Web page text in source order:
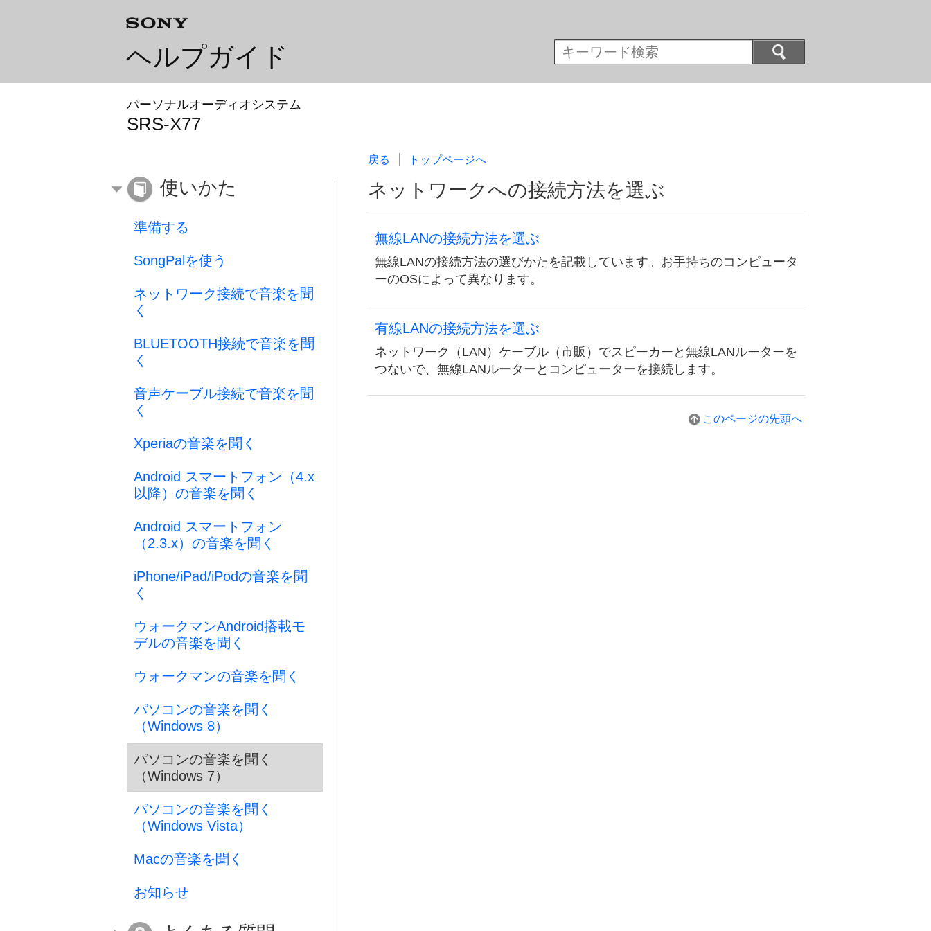
ヘルプガイド
パーソナルオーディオシステム
SRS-X77
戻る トップページへ
ネットワークへの接続方法を選ぶ
無線LANの接続方法を選ぶ
無線LANの接続方法の選びかたを記載しています。お手持ちのコンピュータ
ーのOSによって異なります。
有線LANの接続方法を選ぶ
ネットワーク（LAN）ケーブル（市販）でスピーカーと無線LANルーターを
つないで、無線LANルーターとコンピューターを接続します。
このページの先頭へ
使いかた
準備する
SongPalを使う
ネットワーク接続で音楽を聞
く
BLUETOOTH接続で音楽を聞
く
音声ケーブル接続で音楽を聞
く
Xperiaの音楽を聞く
Android スマートフォン（4.x
以降）の音楽を聞く
Android スマートフォン
（2.3.x）の音楽を聞く
iPhone/iPad/iPodの音楽を聞
く
ウォークマンAndroid搭載モ
デルの音楽を聞く
ウォークマンの音楽を聞く
パソコンの音楽を聞く
（Windows 8）
パソコンの音楽を聞く
（Windows 7）
パソコンの音楽を聞く
（Windows Vista）
Macの音楽を聞く
お知らせ